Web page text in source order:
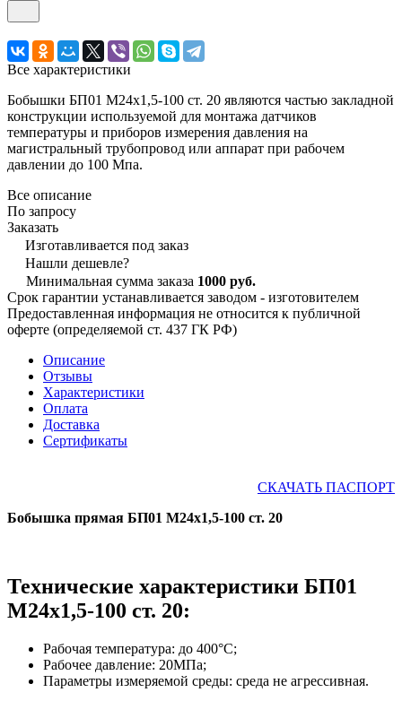
Все характеристики
Бобышки БП01 М24х1,5-100 ст. 20 являются частью закладной
конструкции используемой для монтажа датчиков
температуры и приборов измерения давления на
магистральный трубопровод или аппарат при рабочем
давлении до 100 Мпа.
Все описание
По запросу
Заказать
Изготавливается под заказ
Нашли дешевле?
Минимальная сумма заказа 1000 руб.
Срок гарантии устанавливается заводом - изготовителем
Предоставленная информация не относится к публичной
оферте (определяемой ст. 437 ГК РФ)
Описание
Отзывы
Характеристики
Оплата
Доставка
Сертификаты
СКАЧАТЬ ПАСПОРТ
Бобышка прямая БП01 М24х1,5-100 ст. 20
Технические характеристики БП01
М24х1,5-100 ст. 20:
Рабочая температура: до 400°С;
Рабочее давление: 20МПа;
Параметры измеряемой среды: среда не агрессивная.